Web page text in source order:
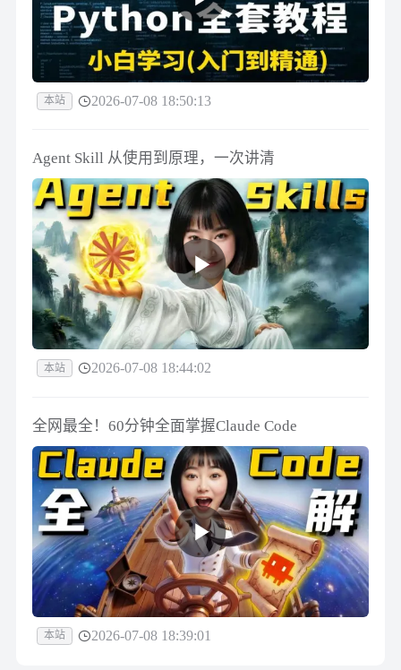
本站 2026-07-08 18:50:13
Agent Skill 从使用到原理，一次讲清
本站 2026-07-08 18:44:02
全网最全！60分钟全面掌握Claude Code
本站 2026-07-08 18:39:01